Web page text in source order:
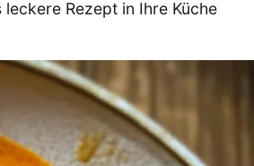
Rezept in Ihre Küche